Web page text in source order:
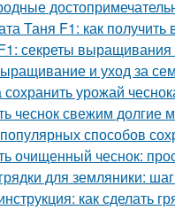
Таня F1: как
секреты выращивания
и уход за
урожай
чеснок свежим
способов
очищенный чеснок:
для земляники:
как сделать